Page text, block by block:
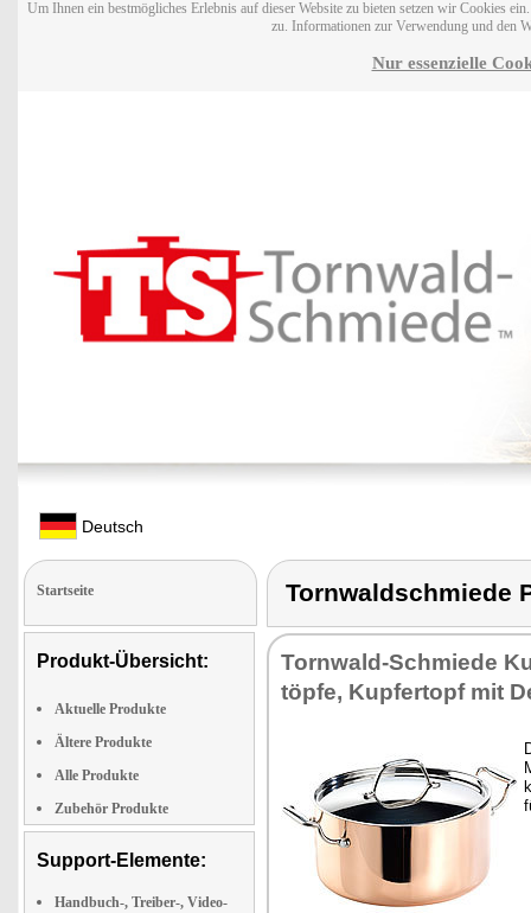
Um Ihnen ein bestmögliches Erlebnis auf dieser Website zu bieten setzen wir Cookies
zu. Informationen zur Verwendung und den
Nur essenzielle
Deutsch
Startseite
Produkt-Übersicht:
Aktuelle Produkte
Ältere Produkte
Alle Produkte
Zubehör Produkte
Support-Elemente:
Handbuch-, Treiber-, Video-
Tornwaldschmiede
Torn­wald-Schmie­de
töp­fe, Kup­fer­topf mit